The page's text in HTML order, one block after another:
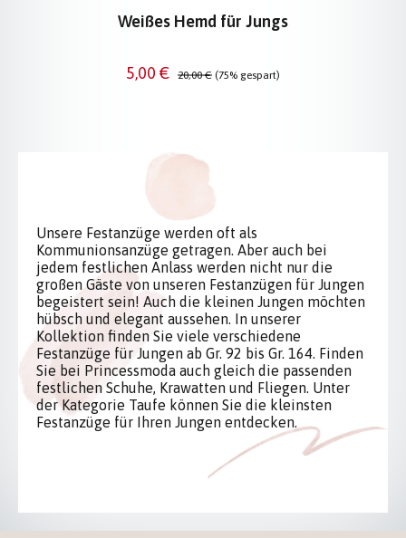
Weißes Hemd für Jungs
Verkaufspreis:
5,00 € Regulärer Preis:
20,00 € (75% gespart)
Unsere Festanzüge werden oft als
Kommunionsanzüge getragen. Aber auch bei
jedem festlichen Anlass werden nicht nur die
großen Gäste von unseren Festanzügen für Jungen
begeistert sein! Auch die kleinen Jungen möchten
hübsch und elegant aussehen. In unserer
Kollektion finden Sie viele verschiedene
Festanzüge für Jungen ab Gr. 92 bis Gr. 164. Finden
Sie bei Princessmoda auch gleich die passenden
festlichen Schuhe, Krawatten und Fliegen. Unter
der Kategorie Taufe können Sie die kleinsten
Festanzüge für Ihren Jungen entdecken.